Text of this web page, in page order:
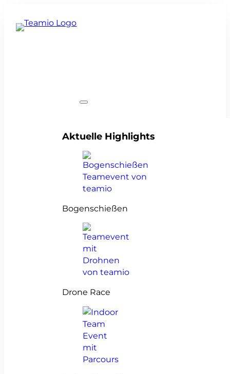
Aktuelle Highlights
Bogenschießen
Drone Race